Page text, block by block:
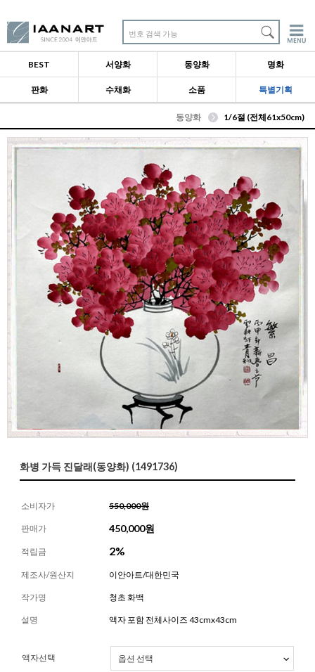
번호 검색 가능
BEST 서양화 동양화 명화
판화 수채화 소품 특별기획
동양화 1/6절 (전체61x50cm)
화병 가득 진달래(동양화) (1491736)
소비자가 550,000원
판매가 450,000원
적립금 2%
제조사/원산지 이안아트/대한민국
작가명 청초 화백
설명 액자 포함 전체사이즈 43cmx43cm
액자선택